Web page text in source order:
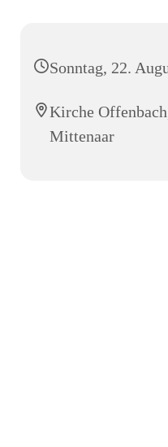
Sonntag, 22.
Kirche
Mittenaar